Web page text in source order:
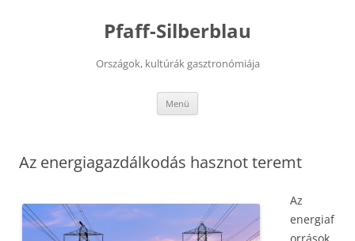
Pfaff-Silberblau
Országok, kultúrák gasztronómiája
Menü
Az energiagazdálkodás hasznot teremt
Az
energiaf